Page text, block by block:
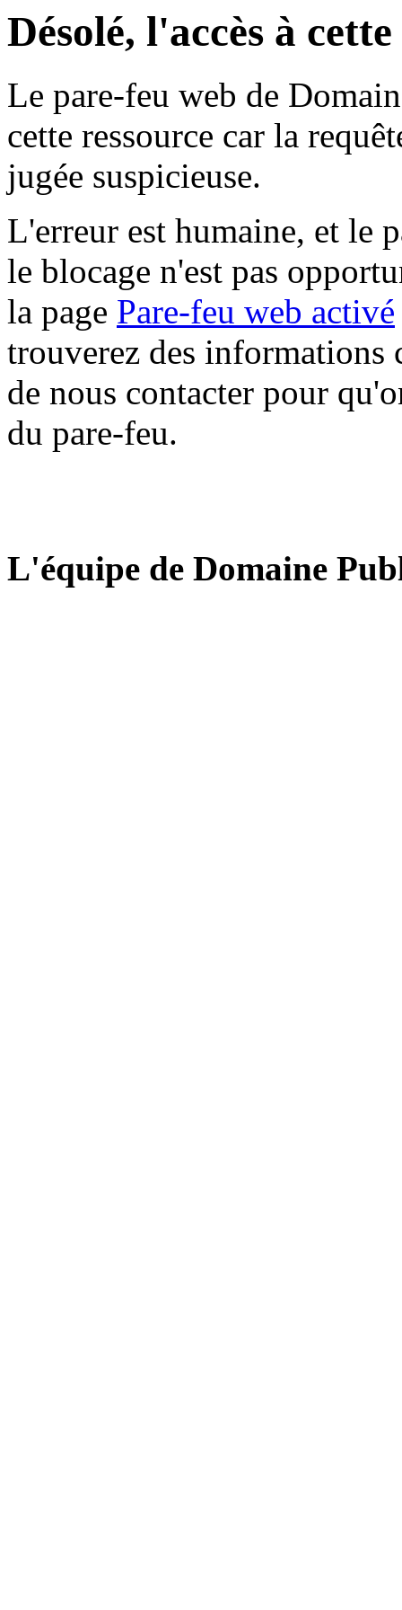
Désolé, l'accès à
Le pare-feu web de
cette ressource car la
jugée suspicieuse.
L'erreur est humaine, et le
le blocage n'est pas
la page Pare-feu web activé
trouverez des informations
de nous contacter pour
du pare-feu.
L'équipe de Domaine